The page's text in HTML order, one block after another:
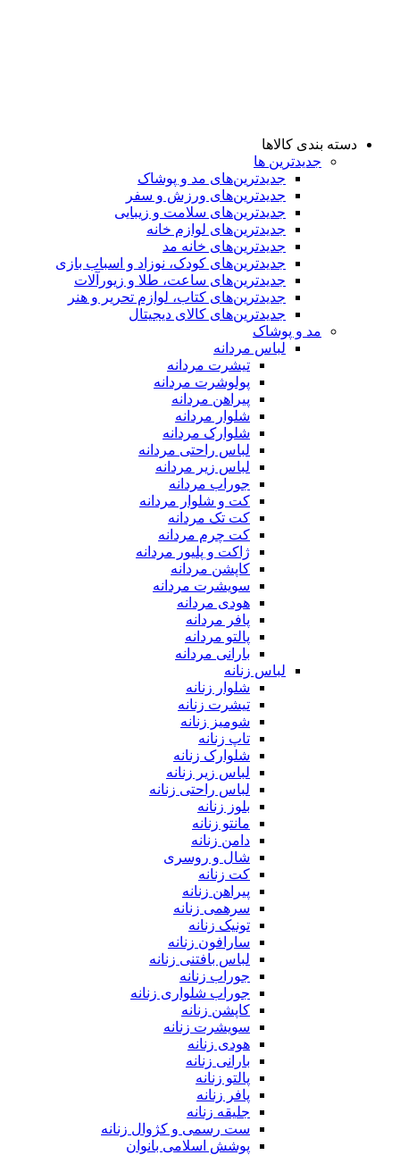
دسته بندی کالاها
جدیدترین ها
جدید‌ترین‌های مد و پوشاک
جدید‌ترین‌های ورزش و سفر
جدید‌ترین‌های سلامت و زیبایی
جدید‌ترین‌های لوازم خانه
جدیدترین‌های خانه مد
جدید‌ترین‌های کودک، نوزاد و اسباب بازی
جدید‌ترین‌های ساعت، طلا و زیورآلات
جدید‌ترین‌های کتاب، لوازم تحریر و هنر
جدید‌ترین‌های کالای دیجیتال
مد و پوشاک
لباس مردانه
تیشرت مردانه
پولوشرت مردانه
پیراهن مردانه
شلوار مردانه
شلوارک مردانه
لباس راحتی مردانه
لباس زیر مردانه
جوراب مردانه
کت و شلوار مردانه
کت تک مردانه
کت چرم مردانه
ژاکت و پلیور مردانه
کاپشن مردانه
سویشرت مردانه
هودی مردانه
پافر مردانه
پالتو مردانه
بارانی مردانه
لباس زنانه
شلوار زنانه
تیشرت زنانه
شومیز زنانه
تاپ زنانه
شلوارک زنانه
لباس زیر زنانه
لباس راحتی زنانه
بلوز زنانه
مانتو زنانه
دامن زنانه
شال و روسری
کت زنانه
پیراهن زنانه
سرهمی زنانه
تونیک زنانه
سارافون زنانه
لباس بافتنی زنانه
جوراب زنانه
جوراب شلواری زنانه
کاپشن زنانه
سویشرت زنانه
هودی زنانه
بارانی زنانه
پالتو زنانه
پافر زنانه
جلیقه زنانه
ست رسمی و کژوال زنانه
پوشش اسلامی بانوان